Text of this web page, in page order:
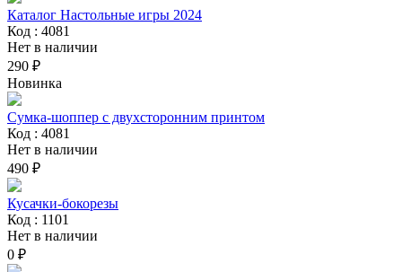
Каталог Настольные игры 2024
Код : 4081
Нет в наличии
290 ₽
Новинка
Сумка-шоппер с двухсторонним принтом
Код : 4081
Нет в наличии
490 ₽
Кусачки-бокорезы
Код : 1101
Нет в наличии
0 ₽